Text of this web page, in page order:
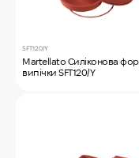
Robot
Samaref
Rational
SFT120/Y
Martellato Силіконова
випічки SFT120/Y